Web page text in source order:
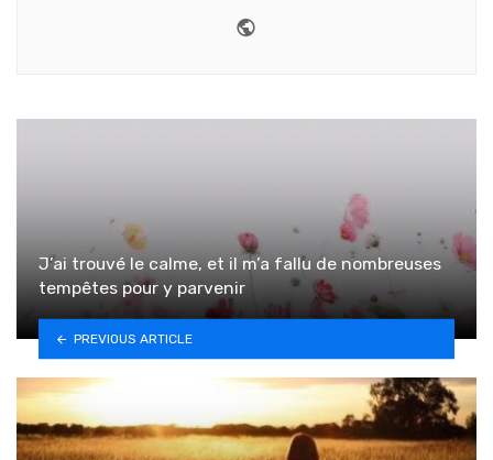
J’ai trouvé le calme, et il m’a fallu de nombreuses
tempêtes pour y parvenir
PREVIOUS ARTICLE